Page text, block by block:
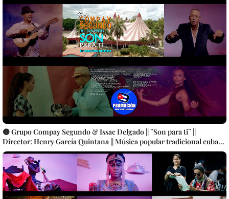
🟡 Grupo Compay Segundo & Issac Delgado || ¨Son para ti¨ ||
Director: Henry García Quintana || Música popular tradicional cubana
|| Videoclip || CUBA